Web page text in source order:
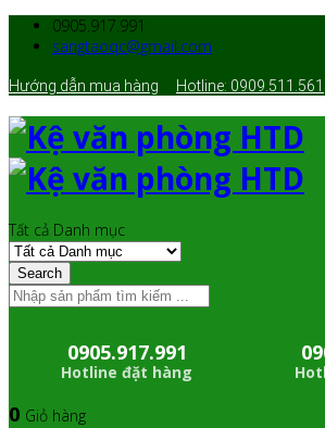
0905.917.991
sangtaoqc@gmail.com
Hướng dẫn mua hàng Hotline: 0909.511.561
Tất cả Danh mục
Search
0905.917.991
Hotline đặt hàng
0 Giỏ hàng